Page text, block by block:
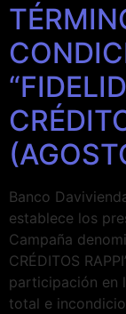
Banco
establece los
Campaña
CRÉDITOS
participación en
total e